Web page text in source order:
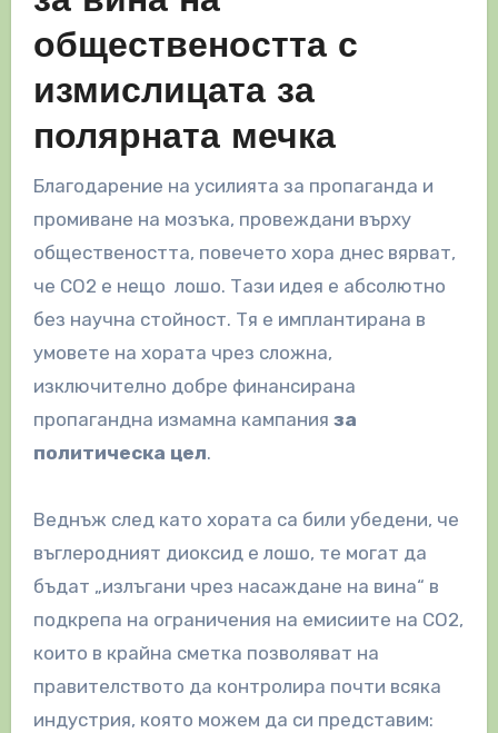
обществеността с
измислицата за
полярната мечка
Благодарение на усилията за пропаганда и
промиване на мозъка, провеждани върху
обществеността, повечето хора днес вярват,
че CO2 е нещо лошо. Тази идея е абсолютно
без научна стойност. Тя е имплантирана в
умовете на хората чрез сложна,
изключително добре финансирана
пропагандна измамна кампания за
политическа цел.
Веднъж след като хората са били убедени, че
въглеродният диоксид е лошо, те могат да
бъдат „излъгани чрез насаждане на вина“ в
подкрепа на ограничения на емисиите на CO2,
които в крайна сметка позволяват на
правителството да контролира почти всяка
индустрия, която можем да си представим: